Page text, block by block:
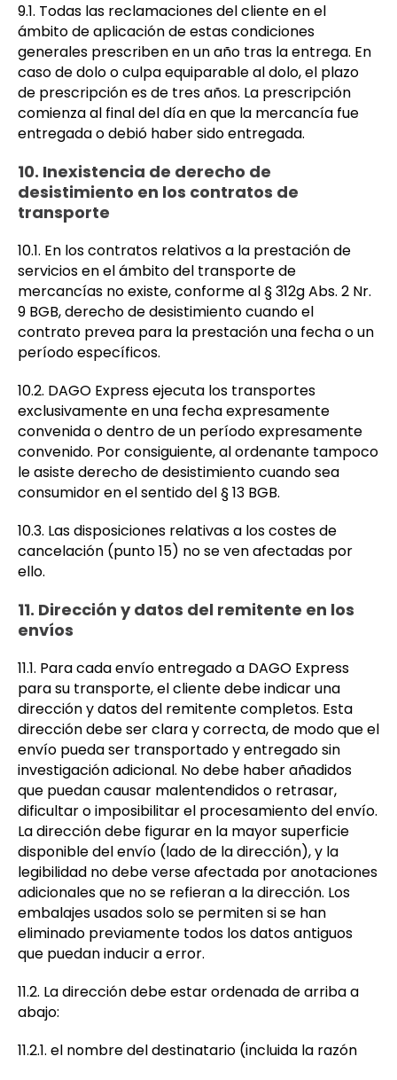
9.1. Todas las reclamaciones del cliente en el
ámbito de aplicación de estas condiciones
generales prescriben en un año tras la entrega. En
caso de dolo o culpa equiparable al dolo, el plazo
de prescripción es de tres años. La prescripción
comienza al final del día en que la mercancía fue
entregada o debió haber sido entregada.
10. Inexistencia de derecho de
desistimiento en los contratos de
transporte
10.1. En los contratos relativos a la prestación de
servicios en el ámbito del transporte de
mercancías no existe, conforme al § 312g Abs. 2 Nr.
9 BGB, derecho de desistimiento cuando el
contrato prevea para la prestación una fecha o un
período específicos.
10.2. DAGO Express ejecuta los transportes
exclusivamente en una fecha expresamente
convenida o dentro de un período expresamente
convenido. Por consiguiente, al ordenante tampoco
le asiste derecho de desistimiento cuando sea
consumidor en el sentido del § 13 BGB.
10.3. Las disposiciones relativas a los costes de
cancelación (punto 15) no se ven afectadas por
ello.
11. Dirección y datos del remitente en los
envíos
11.1. Para cada envío entregado a DAGO Express
para su transporte, el cliente debe indicar una
dirección y datos del remitente completos. Esta
dirección debe ser clara y correcta, de modo que el
envío pueda ser transportado y entregado sin
investigación adicional. No debe haber añadidos
que puedan causar malentendidos o retrasar,
dificultar o imposibilitar el procesamiento del envío.
La dirección debe figurar en la mayor superficie
disponible del envío (lado de la dirección), y la
legibilidad no debe verse afectada por anotaciones
adicionales que no se refieran a la dirección. Los
embalajes usados solo se permiten si se han
eliminado previamente todos los datos antiguos
que puedan inducir a error.
11.2. La dirección debe estar ordenada de arriba a
abajo:
11.2.1. el nombre del destinatario (incluida la razón